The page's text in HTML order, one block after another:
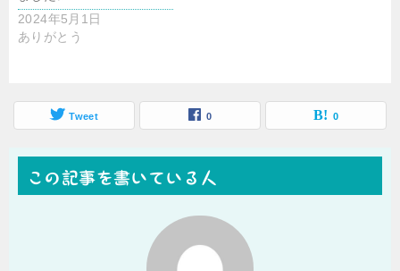
2024年5月1日
ありがとう
Tweet 0 0
この記事を書いている人